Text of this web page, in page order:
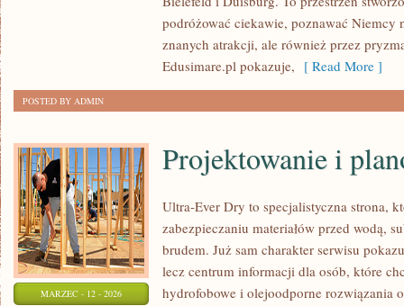
podróżować ciekawie, poznawać
znanych atrakcji, ale również przez
Edusimare.pl pokazuje, [ Read More ]
POSTED BY ADMIN
MARZEC - 12 - 2026
Projektowanie i
Ultra-Ever Dry to specjalistyczna strona,
zabezpieczaniu materiałów przed wodą,
brudem. Już sam charakter serwisu
lecz centrum informacji dla osób, które
hydrofobowe i olejoodporne rozwiązania